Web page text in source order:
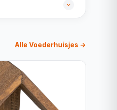
Alle Voederhuisjes →